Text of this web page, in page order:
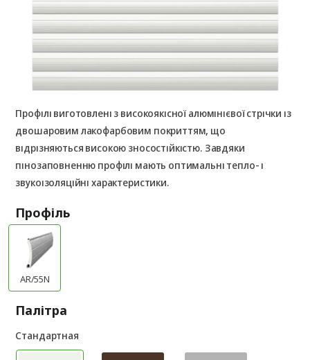
Профілі виготовлені з високоякісної алюмінієвої стрічки із
двошаровим лакофарбовим покриттям, що
відрізняються високою зносостійкістю. Завдяки
пінозаповненню профілі мають оптимальні тепло- і
звукоізоляційні характеристики.
Профіль
AR/55N
Палітра
Стандартная